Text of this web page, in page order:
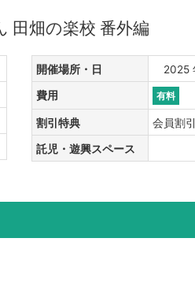
田畑の楽校 番外編
開催場所・日 2025
費用 有料
割引特典 会員割
託児・遊興スペース